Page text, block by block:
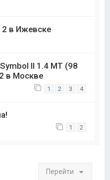
в Ижевске
ll 1.4 MT (98
в Москве
1 2 3 4
1 2
Перейти